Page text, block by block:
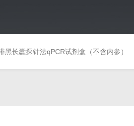
黑长蠹探针法qPCR试剂盒（不含内参）